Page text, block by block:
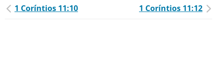
1 Coríntios 11:10 1 Coríntios 11:12